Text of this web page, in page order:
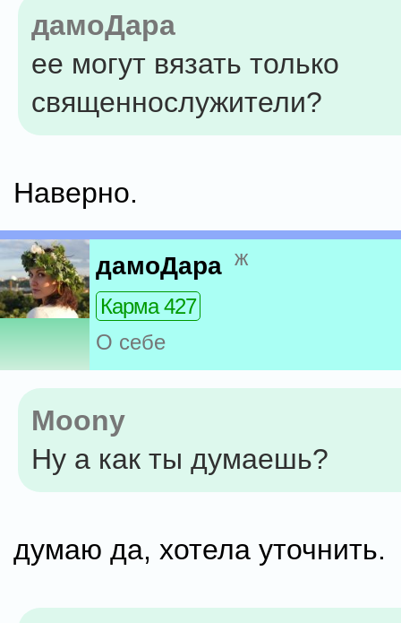
дамоДара
ее могут вязать только
священнослужители?
Наверно.
дамоДара ж
Карма 427
О себе
Moony
Ну а как ты думаешь?
думаю да, хотела уточнить.